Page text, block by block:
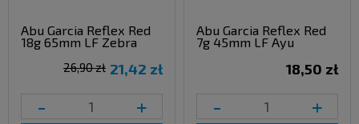
Abu Garcia Reflex Red
18g 65mm LF Zebra
21,42 zł
26,90 zł
- +
Abu Garcia Reflex Red
7g 45mm LF Ayu
18,50 zł
- +